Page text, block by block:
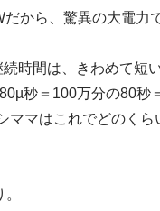
から、驚異の大電力
時間は、きわめて短
秒＝100万分の80秒
ママはこれでどのくら